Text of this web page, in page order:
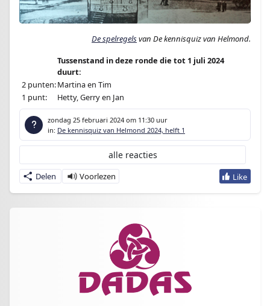
De spelregelsvan De kennisquiz van Helmond.­
Tussenstand in deze ronde die tot 1 juli 2024
duurt:
2 punten:Martina en Tim
1 punt:
Hetty, Gerry en Jan
zondag 25 februari 2024 om 11:30 uur
in: De kennisquiz van Helmond 2024, helft 1
Delen
alle reacties